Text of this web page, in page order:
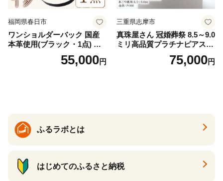
福岡県春日市
ワンショルダーバック 国産
本革使用(ブラック・1点) 鞄
バック バッグ カバン レザー
国産 日本製 牛革 黒 革 革製
55,000円
三重県志摩市
真珠屋さん 冠婚葬祭 8.5～9.0
ミリ高品質プラチナピアス P
t900 志摩産アコヤ真珠 ブラ
ックパール 黒真珠75,000円
ふるラボとは
はじめてのふるさと納税